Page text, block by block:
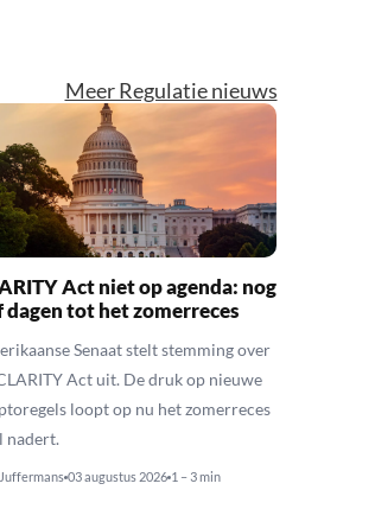
Meer Regulatie nieuws
Act niet op agenda: nog
dagen tot het zomerreces
Senaat stelt stemming over
Act uit. De druk op nieuwe
loopt op nu het zomerreces
nadert.
03 augustus 2026 1 – 3 min